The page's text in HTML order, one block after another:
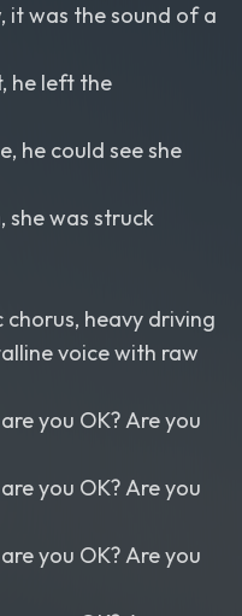
it was the sound of a
he left the
he could see she
she was struck
chorus, heavy driving
voice with raw
you OK? Are you
you OK? Are you
you OK? Are you